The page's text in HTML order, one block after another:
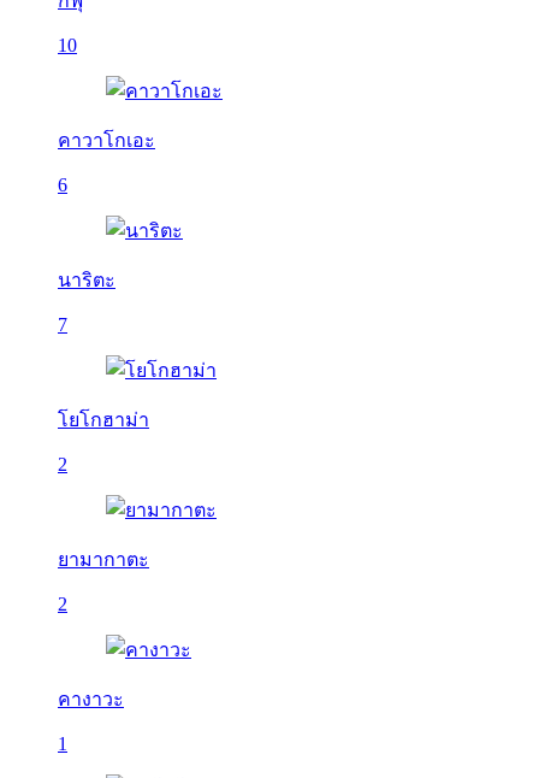
10
คาวาโกเอะ
6
นาริตะ
7
โยโกฮาม่า
2
ยามากาตะ
2
คางาวะ
1